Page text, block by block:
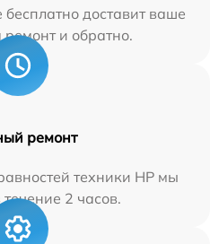
доставит ваше
ремонт и обратно.
ремонт
техники HP мы
2 часов.